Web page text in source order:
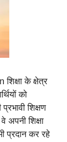
के क्षेत्र
को
शिक्षण
अपनी शिक्षा
प्रदान कर रहे